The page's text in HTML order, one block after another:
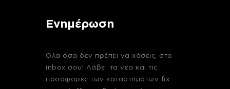
Ενημέρωση
Όλα όσα δεν πρέπει να χάσεις, στο
inbox σου! Λάβε τα νέα και τις
προσφορές των καταστημάτων fix